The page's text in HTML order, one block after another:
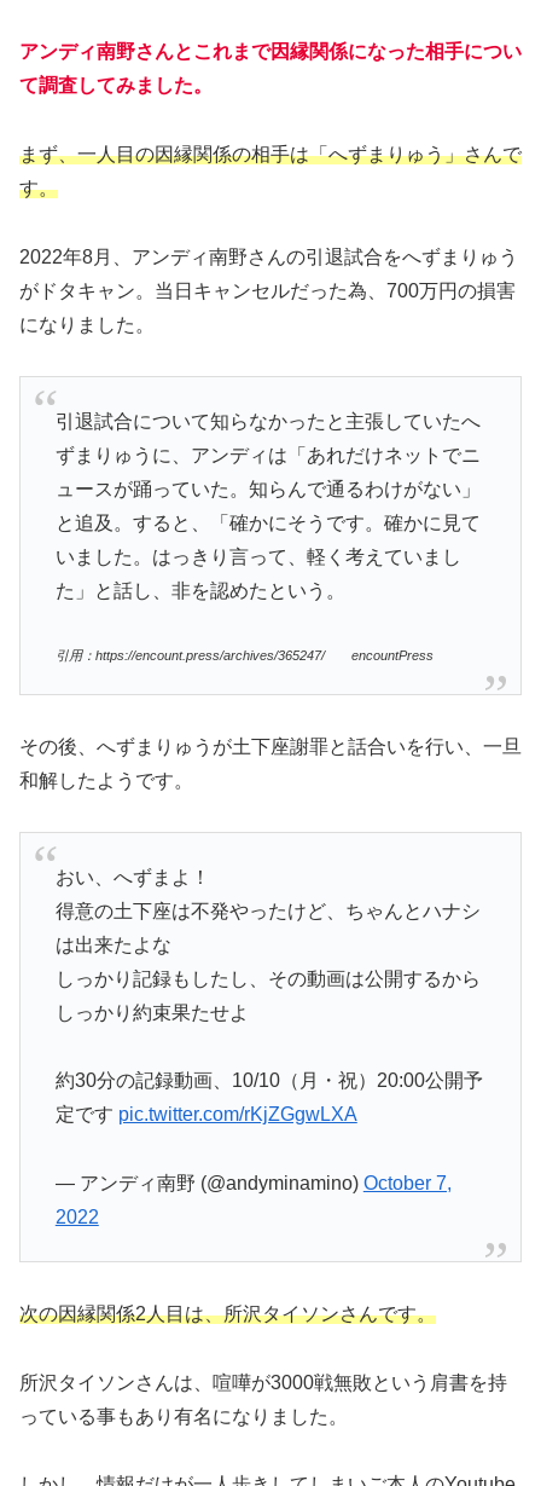
アンディ南野さんとこれまで因縁関係になった相手につい
て調査してみました。
まず、一人目の因縁関係の相手は「へずまりゅう」さんで
す。
2022年8月、アンディ南野さんの引退試合をへずまりゅう
がドタキャン。当日キャンセルだった為、700万円の損害
になりました。
引退試合について知らなかったと主張していたへ
ずまりゅうに、アンディは「あれだけネットでニ
ュースが踊っていた。知らんで通るわけがない」
と追及。すると、「確かにそうです。確かに見て
いました。はっきり言って、軽く考えていまし
た」と話し、非を認めたという。
引用：https://encount.press/archives/365247/ encountPress
その後、へずまりゅうが土下座謝罪と話合いを行い、一旦
和解したようです。
おい、へずまよ！
得意の土下座は不発やったけど、ちゃんとハナシ
は出来たよな
しっかり記録もしたし、その動画は公開するから
しっかり約束果たせよ
約30分の記録動画、10/10（月・祝）20:00公開予
定です pic.twitter.com/rKjZGgwLXA
— アンディ南野 (@andyminamino) October 7,
2022
次の因縁関係2人目は、所沢タイソンさんです。
所沢タイソンさんは、喧嘩が3000戦無敗という肩書を持
っている事もあり有名になりました。